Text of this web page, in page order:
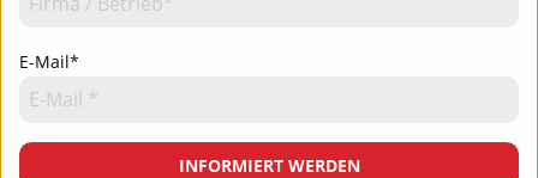
E-Mail*
INFORMIERT WERDEN